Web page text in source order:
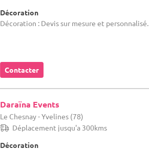
Décoration
Décoration : Devis sur mesure et personnalisé.
Contacter
Daraïna Events
Le Chesnay - Yvelines (78)
Déplacement jusqu'a 300kms
Décoration